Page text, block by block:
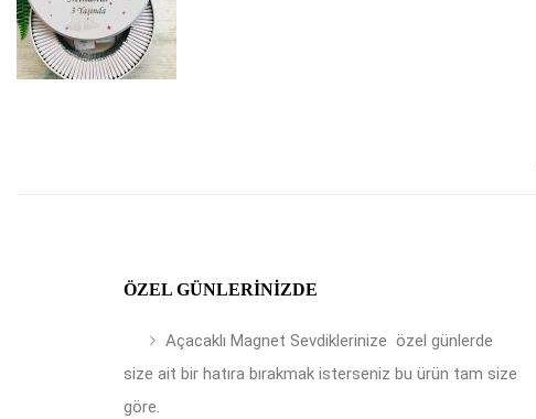
ÖZEL GÜNLERINIZDE
Açacaklı Magnet Sevdiklerinize özel günlerde
size ait bir hatıra bırakmak isterseniz bu ürün tam size
göre.